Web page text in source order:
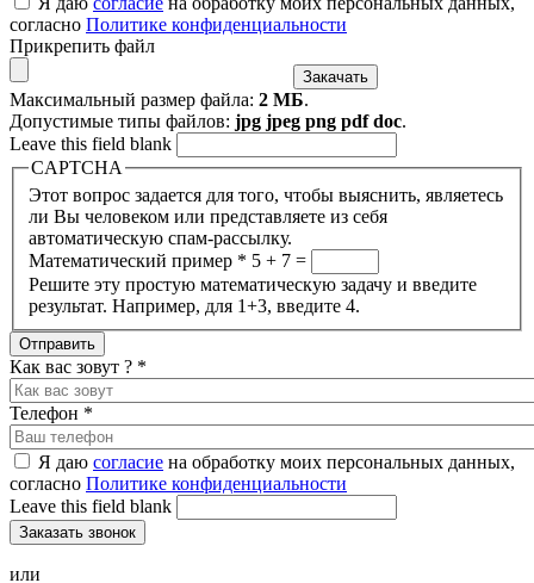
согласно Политике конфиденциальности
Прикрепить файл
Максимальный размер файла: 2 МБ.
Допустимые типы файлов: jpg jpeg png pdf doc.
Leave this field blank
CAPTCHA
Этот вопрос задается для того, чтобы выяснить, являетесь
ли Вы человеком или представляете из себя
автоматическую спам-рассылку.
Математический пример * 5 + 7 =
Решите эту простую математическую задачу и введите
результат. Например, для 1+3, введите 4.
Как вас зовут ? *
Телефон *
Я даю согласие на обработку моих персональных данных,
согласно Политике конфиденциальности
Leave this field blank
или